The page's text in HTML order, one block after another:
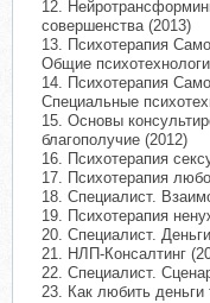
12.
совершенства (2013)
13. Психотерапия
Общие
14. Психотерапия
Специальные
15. Основы
благополучие (2012)
16. Психотерапия
17. Психотерапия
18. Cпециалист.
19. Психотерапия
20. Cпециалист.
21. НЛП-Консалтинг
22. Специалист.
23. Как любить